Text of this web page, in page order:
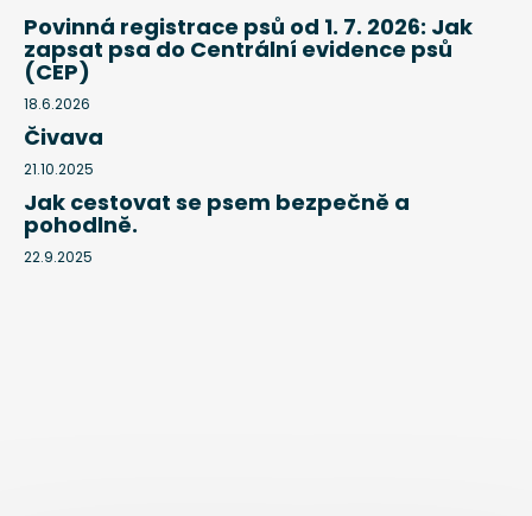
Povinná registrace psů od 1. 7. 2026: Jak
zapsat psa do Centrální evidence psů
(CEP)
18.6.2026
Čivava
21.10.2025
Jak cestovat se psem bezpečně a
pohodlně.
22.9.2025